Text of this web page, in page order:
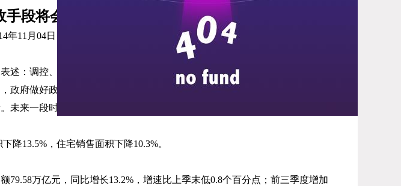
段将会越来越少
年11 月 04日
述：调控、供给、需求和市场。倪虹说：“在调控方面的表述是‘分类调控’
府做好政府的住房保障工作，也是政府做好政府的事情的一个表现。”
来一段时期，政府将更倾向于运用金融、财税等市场化手段，而行政化手段
下降13.5% ，住宅销售面积下降10.3%。
79.58万亿元，同比增长13.2% ，增速比上季末低0.8个百分点；前三季度增加